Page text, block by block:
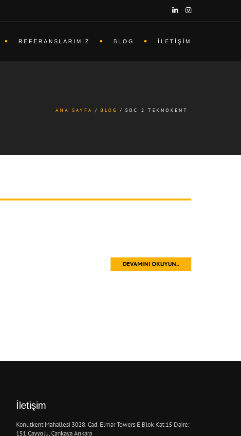
REFERANSLARIMIZ BLOG İLETIŞIM
ANA SAYFA BLOG SOC 2 TEKNOKENT
DEVAMINI OKUYUN..
İletişim
Konutkent Mahallesi 3028. Cad. Elmar Towers E Blok Kat:15 Daire:
151 Çayyolu, Çankaya Ankara